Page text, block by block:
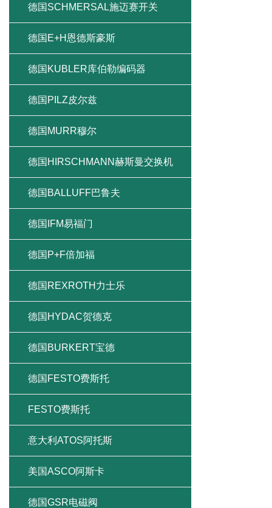
德国SCHMERSAL施迈赛开关
德国E+H恩德斯豪斯
德国KUBLER库伯勒编码器
德国PILZ皮尔兹
德国MURR穆尔
德国HIRSCHMANN赫斯曼交换机
德国BALLUFF巴鲁夫
德国IFM易福门
德国P+F倍加福
德国REXROTH力士乐
德国HYDAC贺德克
德国BURKERT宝德
德国FESTO费斯托
FESTO费斯托
意大利ATOS阿托斯
美国ASCO阿斯卡
德国GSR电磁阀